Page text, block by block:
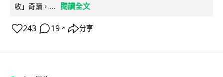
收」奇蹟，...
閱讀全文
243 19 ↗ 分享